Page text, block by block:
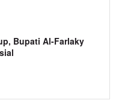
Bupati Al-Farlaky